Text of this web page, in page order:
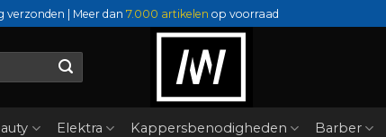
verzonden | Meer dan 7.000 artikelen op voorraad
Elektra Kappersbenodigheden Barber